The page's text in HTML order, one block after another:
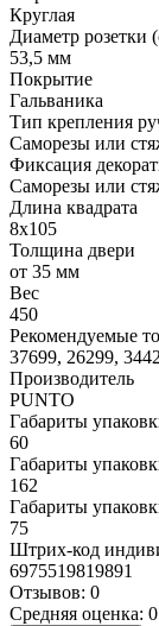
Круглая
Диаметр розетки
53,5 мм
Покрытие
Гальваника
Тип крепления
Саморезы или
Фиксация
Саморезы или
Длина квадрата
8x105
Толщина двери
от 35 мм
Вес
450
Рекомендуемые
37699, 26299,
Производитель
PUNTO
Габариты
60
Габариты
162
Габариты
75
Штрих-код
6975519819891
Отзывов: 0
Средняя оценка: